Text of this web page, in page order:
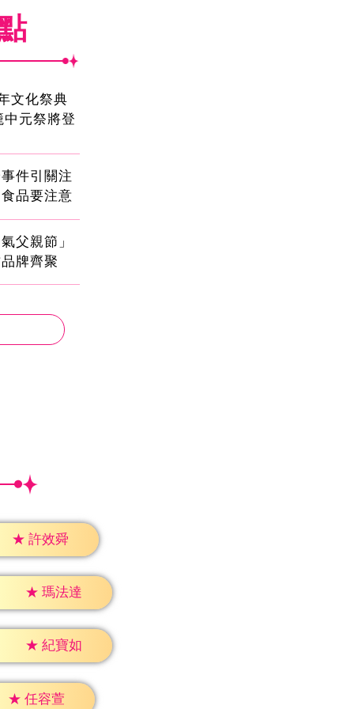
文化祭典
中元祭將登
件引關注
品要注意
父親節」
牌齊聚
★ 許效舜
★ 瑪法達
★ 紀寶如
★ 任容萱